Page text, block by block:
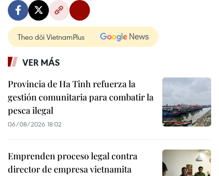
Theo dõi VietnamPlus
VER MÁS
Provincia de Ha Tinh refuerza la
gestión comunitaria para combatir la
pesca ilegal
06/08/2026 18:02
Emprenden proceso legal contra
director de empresa vietnamita